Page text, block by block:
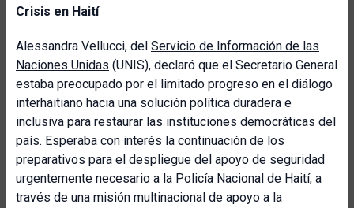
Crisis en Haití
Alessandra Vellucci, del Servicio de Información de las
Naciones Unidas (UNIS), declaró que el Secretario General
estaba preocupado por el limitado progreso en el diálogo
interhaitiano hacia una solución política duradera e
inclusiva para restaurar las instituciones democráticas del
país. Esperaba con interés la continuación de los
preparativos para el despliegue del apoyo de seguridad
urgentemente necesario a la Policía Nacional de Haití, a
través de una misión multinacional de apoyo a la